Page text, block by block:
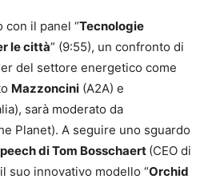
con il panel “Tecnologie
le città” (9:55), un confronto di
del settore energetico come
Mazzoncini (A2A) e
sarà moderato da
Planet). A seguire uno sguardo
di Tom Bosschaert (CEO di
suo innovativo modello “Orchid